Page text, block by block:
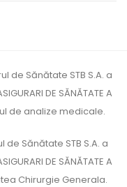
de Sănătate STB S.A. a
DE SĂNĂTATE A
de analize medicale.
Sănătate STB S.A. a
DE SĂNĂTATE A
Chirurgie Generala.